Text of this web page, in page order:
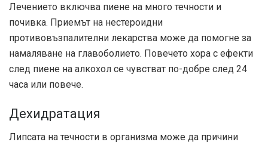
Лечението включва пиене на много течности и
почивка. Приемът на нестероидни
противовъзпалителни лекарства може да помогне за
намаляване на главоболието. Повечето хора с ефекти
след пиене на алкохол се чувстват по-добре след 24
часа или повече.
Дехидратация
Липсата на течности в организма може да причини